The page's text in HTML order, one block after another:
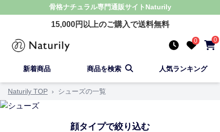
骨格ナチュラル専門通販サイト Naturily
15,000円以上のご購入で送料無料
0 0
新着商品 商品を検索 人気ランキング
Naturily TOP › シューズの一覧
顔タイプで絞り込む